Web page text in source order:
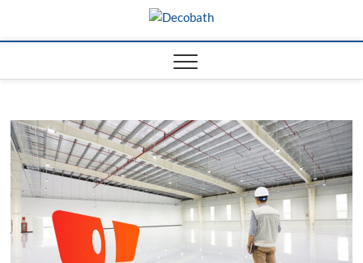
contenido
Decobath
COCINAS EN MÁLAGA